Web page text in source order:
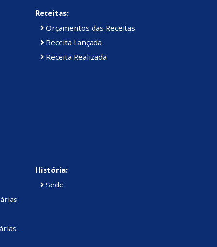
Receitas:
Orçamentos das Receitas
Receita Lançada
Receita Realizada
História:
Sede